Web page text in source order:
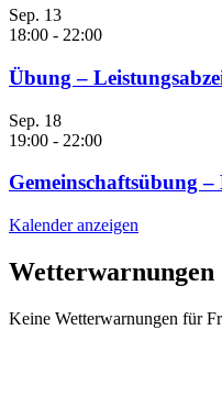
Sep. 13
18:00 - 22:00
Übung –
Sep. 18
19:00 - 22:00
Gemeinschaftsübung
Kalender anzeigen
Wetterwarnungen
Keine Wetterwarnungen für